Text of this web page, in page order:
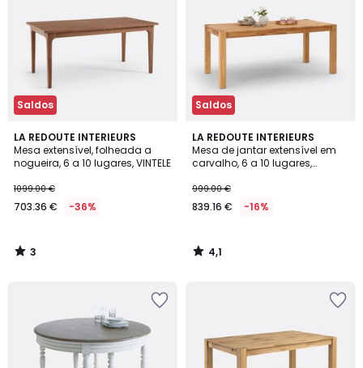
Saldos
LA REDOUTE INTERIEURS
Mesa extensível, folheada a
nogueira, 6 a 10 lugares, VINTELE
1099.00 €
703.36 € -36%
3
/
5
3
/
Saldos
LA REDOUTE INTERIEURS
Mesa de jantar extensível em
carvalho, 6 a 10 lugares,
999.00 €
839.16 € -16%
4,1
/ 5
4,1
/